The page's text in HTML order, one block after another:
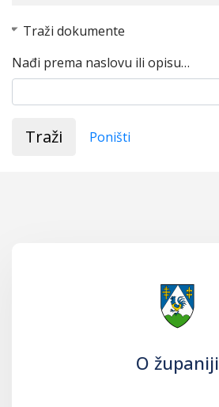
Traži dokumente
Nađi prema naslovu ili opisu…
Traži Poništi
O županiji